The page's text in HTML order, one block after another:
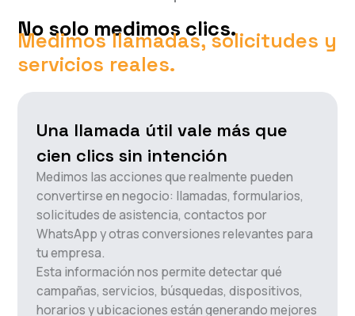
No solo medimos clics.
Medimos llamadas, solicitudes y
servicios reales.
Una llamada útil vale más que
cien clics sin intención
Medimos las acciones que realmente pueden
convertirse en negocio: llamadas, formularios,
solicitudes de asistencia, contactos por
WhatsApp y otras conversiones relevantes para
tu empresa.
Esta información nos permite detectar qué
campañas, servicios, búsquedas, dispositivos,
horarios y ubicaciones están generando mejores